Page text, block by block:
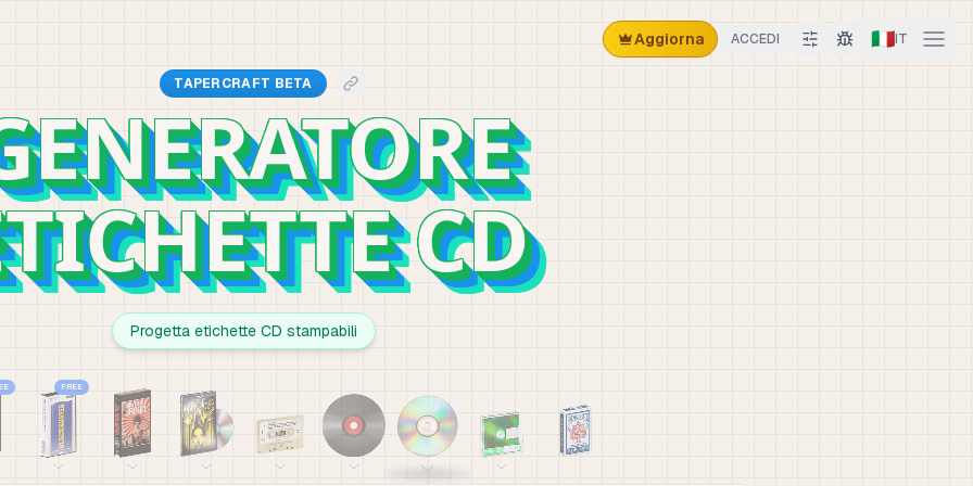
Aggiorna ACCEDI 🇮🇹IT
TAPERCRAFT BETA
CD
Progetta etichette CD stampabili
FREE